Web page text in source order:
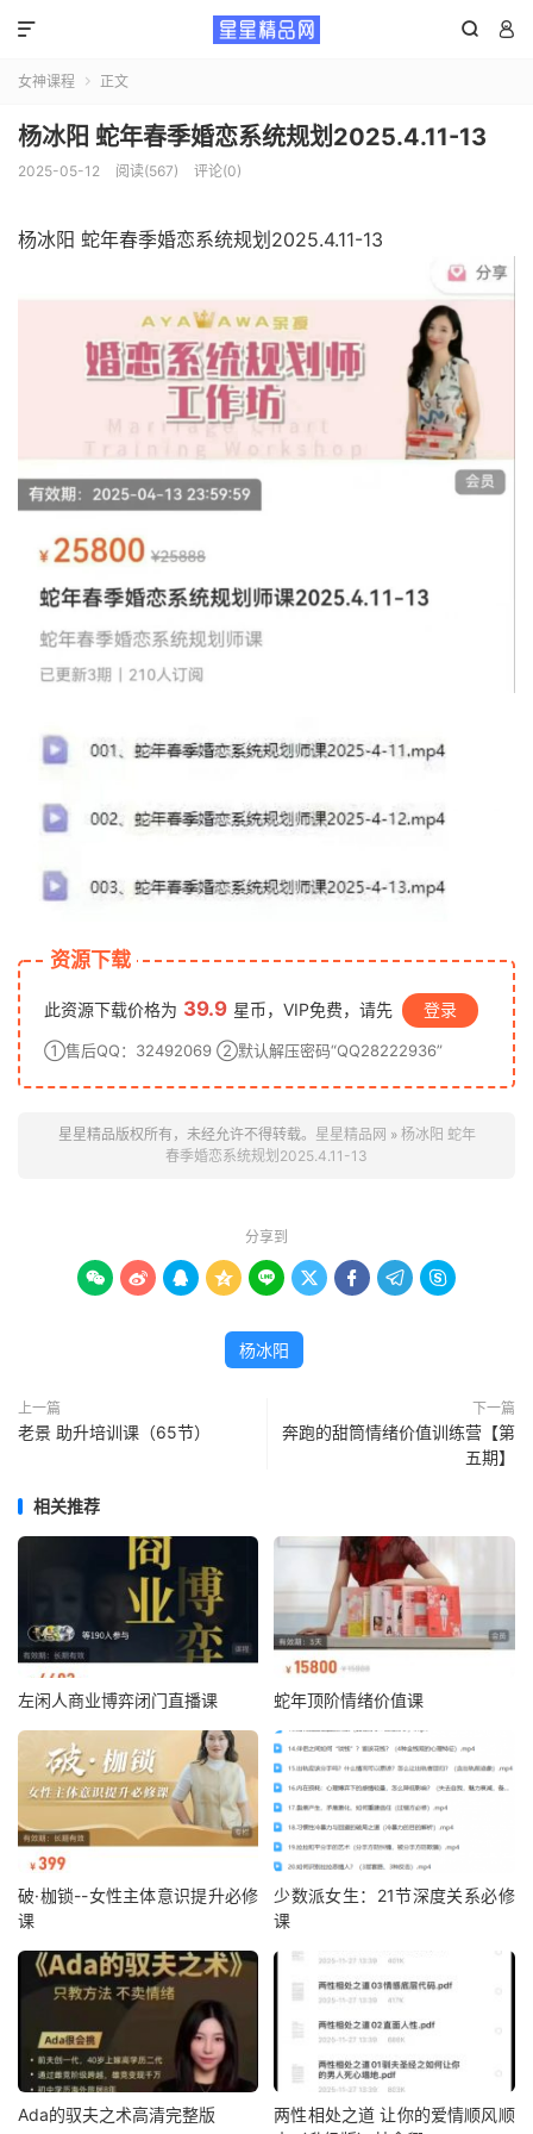
 

女神课程  正文
杨冰阳 蛇年春季婚恋系统规划2025.4.11-13
2025-05-12 阅读(567) 评论(0)
杨冰阳 蛇年春季婚恋系统规划2025.4.11-13
资源下载
此资源下载价格为 39.9 星币，VIP免费，请先 登录
①售后QQ：32492069 ②默认解压密码“QQ28222936”
星星精品版权所有，未经允许不得转载。 星星精品网 » 杨冰阳 蛇年
春季婚恋系统规划2025.4.11-13
分享到
        
杨冰阳
上一篇
老景 助升培训课（65节）
下一篇
奔跑的甜筒情绪价值训练营【第
五期】
相关推荐
左闲人商业博弈闭门直播课 蛇年顶阶情绪价值课
破·枷锁--女性主体意识提升必修
课
少数派女生：21节深度关系必修
课
Ada的驭夫之术高清完整版
两性相处之道 让你的爱情顺风顺